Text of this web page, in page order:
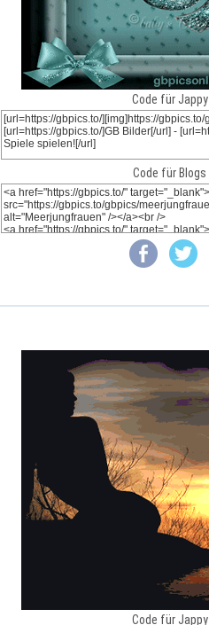
Code für Jappy
Code für Blogs
Code für Jappy